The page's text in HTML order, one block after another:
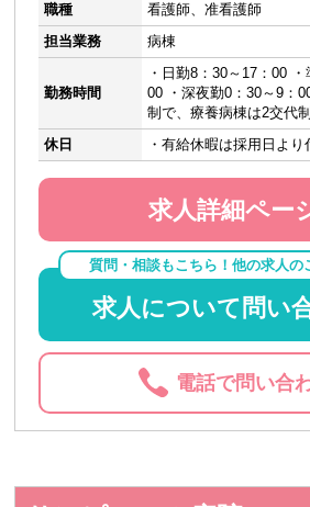
職種
看護師、准看護師
担当業務
病棟
勤務時間
・日勤8：30～17：00
00 ・深夜勤0：30～9：
制で、療養病棟は2交代制
休日
・有給休暇は採用日より
求人詳細ペー
質問・相談もこちら！他の求人の
求人について問い
電話で問い合